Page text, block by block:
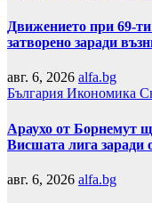
Движението при 69-
затворено заради
авг. 6, 2026 alfa.bg
България Икономика
Араухо от Борнемут
Висшата лига заради
авг. 6, 2026 alfa.bg